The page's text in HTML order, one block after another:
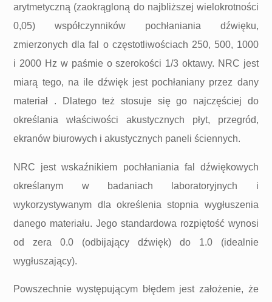
arytmetyczną (zaokrągloną do najbliższej wielokrotności
0,05) współczynników pochłaniania dźwięku,
zmierzonych dla fal o częstotliwościach 250, 500, 1000
i 2000 Hz w paśmie o szerokości 1/3 oktawy. NRC jest
miarą tego, na ile dźwięk jest pochłaniany przez dany
materiał . Dlatego też stosuje się go najczęściej do
określania właściwości akustycznych płyt, przegród,
ekranów biurowych i akustycznych paneli ściennych.
NRC jest wskaźnikiem pochłaniania fal dźwiękowych
określanym w badaniach laboratoryjnych i
wykorzystywanym dla określenia stopnia wygłuszenia
danego materiału. Jego standardowa rozpiętość wynosi
od zera 0.0 (odbijający dźwięk) do 1.0 (idealnie
wygłuszający).
Powszechnie występującym błędem jest założenie, że